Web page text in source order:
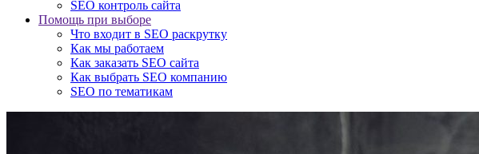
SEO контроль сайта
Помощь при выборе
Что входит в SEO раскрутку
Как мы работаем
Как заказать SEO сайта
Как выбрать SEO компанию
SEO по тематикам